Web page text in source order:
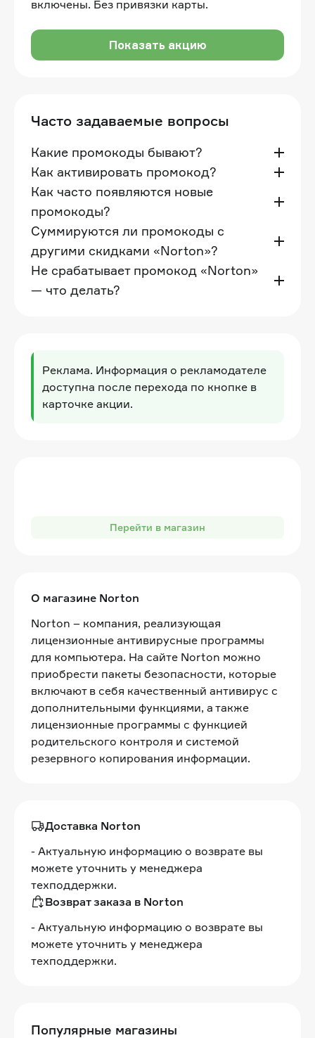
включены. Без привязки карты.
Показать акцию
Часто задаваемые вопросы
Какие промокоды бывают?
Как активировать промокод?
Как часто появляются новые
промокоды?
Суммируются ли промокоды с
другими скидками «Norton»?
Не срабатывает промокод «Norton»
— что делать?
Реклама. Информация о рекламодателе
доступна после перехода по кнопке в
карточке акции.
Перейти в магазин
О магазине Norton
Norton – компания, реализующая
лицензионные антивирусные программы
для компьютера. На сайте Norton можно
приобрести пакеты безопасности, которые
включают в себя качественный антивирус с
дополнительными функциями, а также
лицензионные программы с функцией
родительского контроля и системой
резервного копирования информации.
Доставка Norton
- Актуальную информацию о возврате вы
можете уточнить у менеджера
техподдержки.
Возврат заказа в Norton
- Актуальную информацию о возврате вы
можете уточнить у менеджера
техподдержки.
Популярные магазины